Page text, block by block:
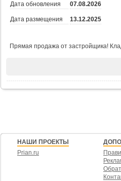
Дата обновления 07.08.2026
Дата размещения 13.12.2025
Прямая продажа от застройщика!
НАШИ ПРОЕКТЫ
Prian.ru